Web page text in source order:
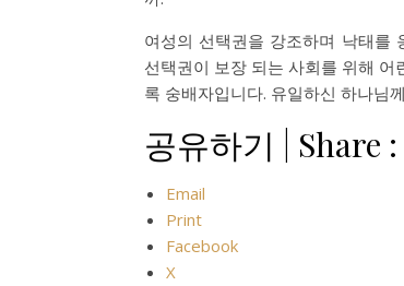
여성의 선택권을 강조하며 낙태를
선택권이 보장 되는 사회를 위해
록 숭배자입니다. 유일하신 하나님
공유하기 | Share :
Email
Print
Facebook
X